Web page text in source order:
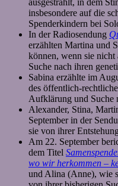
ausgestrahlt, in dem
insbesondere auf die
Spenderkindern bei
In der Radiosendung
erzählten Martina und
können, wenn sie
Suche nach ihren
Sabina erzählte im
des öffentlich-
Aufklärung und Suche
Alexander, Stina,
September in der
sie von ihrer
Am 22. September
dem Titel
wo wir herkommen –
und Alina (Anne), wie